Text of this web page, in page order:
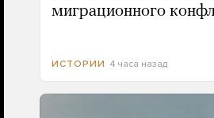
миграционного
ИСТОРИИ 4 часа назад